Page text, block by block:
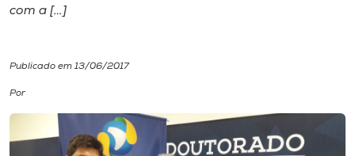
Cultura
com a […]
Publicado em 13/06/2017
Por